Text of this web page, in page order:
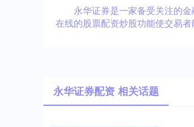
永华证券是一家备受关注的
在线的股票配资炒股功能使交易
永华证券配资 相关话题